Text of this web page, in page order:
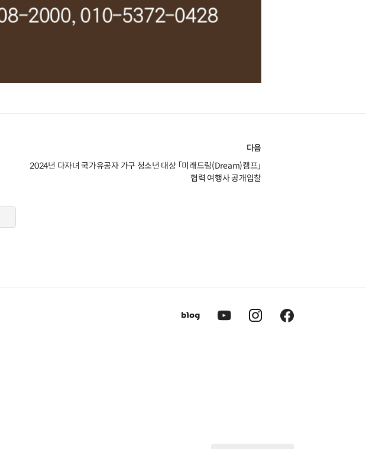
다음
2024년 다자녀 국가유공자 가구 청소년 대상 「미래드림(Dream)캠프」
협력 여행사 공개입찰